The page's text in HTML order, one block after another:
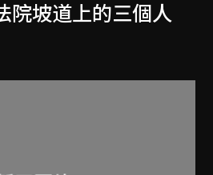
院坡道上的三個人